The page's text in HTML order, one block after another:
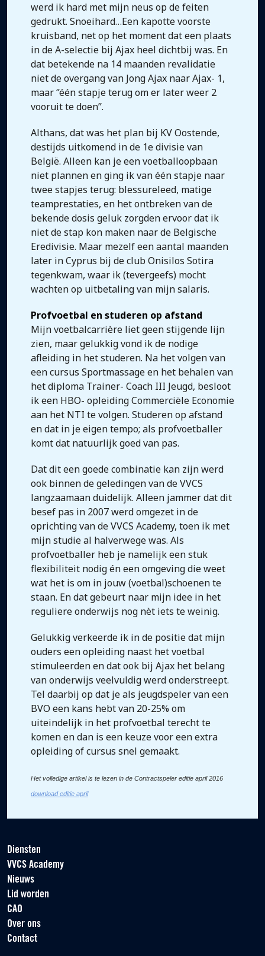
werd ik hard met mijn neus op de feiten
gedrukt. Snoeihard…Een kapotte voorste
kruisband, net op het moment dat een plaats
in de A-selectie bij Ajax heel dichtbij was. En
dat betekende na 14 maanden revalidatie
niet de overgang van Jong Ajax naar Ajax- 1,
maar ‘’één stapje terug om er later weer 2
vooruit te doen’’.
Althans, dat was het plan bij KV Oostende,
destijds uitkomend in de 1e divisie van
België. Alleen kan je een voetballoopbaan
niet plannen en ging ik van één stapje naar
twee stapjes terug: blessureleed, matige
teamprestaties, en het ontbreken van de
bekende dosis geluk zorgden ervoor dat ik
niet de stap kon maken naar de Belgische
Eredivisie. Maar mezelf een aantal maanden
later in Cyprus bij de club Onisilos Sotira
tegenkwam, waar ik (tevergeefs) mocht
wachten op uitbetaling van mijn salaris.
Profvoetbal en studeren op afstand
Mijn voetbalcarrière liet geen stijgende lijn
zien, maar gelukkig vond ik de nodige
afleiding in het studeren. Na het volgen van
een cursus Sportmassage en het behalen van
het diploma Trainer- Coach III Jeugd, besloot
ik een HBO- opleiding Commerciële Economie
aan het NTI te volgen. Studeren op afstand
en dat in je eigen tempo; als profvoetballer
komt dat natuurlijk goed van pas.
Dat dit een goede combinatie kan zijn werd
ook binnen de geledingen van de VVCS
langzaamaan duidelijk. Alleen jammer dat dit
besef pas in 2007 werd omgezet in de
oprichting van de VVCS Academy, toen ik met
mijn studie al halverwege was. Als
profvoetballer heb je namelijk een stuk
flexibiliteit nodig én een omgeving die weet
wat het is om in jouw (voetbal)schoenen te
staan. En dat gebeurt naar mijn idee in het
reguliere onderwijs nog nèt iets te weinig.
Gelukkig verkeerde ik in de positie dat mijn
ouders een opleiding naast het voetbal
stimuleerden en dat ook bij Ajax het belang
van onderwijs veelvuldig werd onderstreept.
Tel daarbij op dat je als jeugdspeler van een
BVO een kans hebt van 20-25% om
uiteindelijk in het profvoetbal terecht te
komen en dan is een keuze voor een extra
opleiding of cursus snel gemaakt.
Het volledige artikel is te lezen in de Contractspeler editie april 2016
download editie april
Diensten
VVCS Academy
Nieuws
Lid worden
CAO
Over ons
Contact